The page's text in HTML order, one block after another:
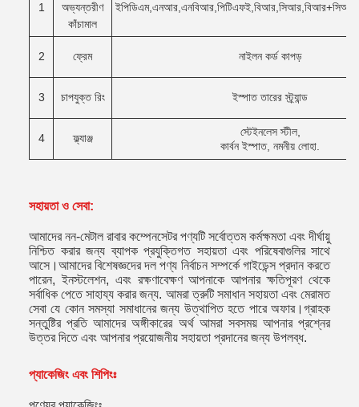
1
অভ্যন্তরীণ
কাঁচামাল
2 ফ্রেম নাইলন কর্ড কাপড়
3 চাপযুক্ত রিং ইস্পাত তারের স্ট্র্যান্ড
4 ফ্ল্যাঞ্জ
স্টেইনলেস স্টীল,
কার্বন ইস্পাত, নমনীয় লোহা.
সহায়তা ও সেবা:
আমাদের নন-মেটাল রাবার কম্পেনসেটর পণ্যটি সর্বোত্তম কর্মক্ষমতা এবং দীর্ঘায়ু
নিশ্চিত করার জন্য ব্যাপক প্রযুক্তিগত সহায়তা এবং পরিষেবাগুলির সাথে
আসে।আমাদের বিশেষজ্ঞদের দল পণ্য নির্বাচন সম্পর্কে গাইডেন্স প্রদান করতে
পারেন, ইনস্টলেশন, এবং রক্ষণাবেক্ষণ আপনাকে আপনার ক্ষতিপূরণ থেকে
সর্বাধিক পেতে সাহায্য করার জন্য. আমরা ত্রুটি সমাধান সহায়তা এবং মেরামত
সেবা যে কোন সমস্যা সমাধানের জন্য উত্থাপিত হতে পারে অফার।গ্রাহক
সন্তুষ্টির প্রতি আমাদের অঙ্গীকারের অর্থ আমরা সবসময় আপনার প্রশ্নের
উত্তর দিতে এবং আপনার প্রয়োজনীয় সহায়তা প্রদানের জন্য উপলব্ধ.
প্যাকেজিং এবং শিপিংঃ